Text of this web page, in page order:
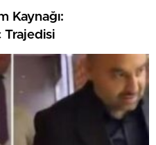
Kaynağı:
Trajedisi